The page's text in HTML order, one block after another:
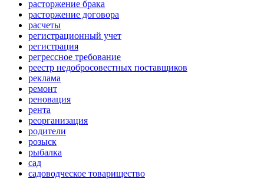
расторжение брака
расторжение договора
расчеты
регистрационный учет
регистрация
регрессное требование
реестр недобросовестных поставщиков
реклама
ремонт
реновация
рента
реорганизация
родители
розыск
рыбалка
сад
садоводческое товарищество